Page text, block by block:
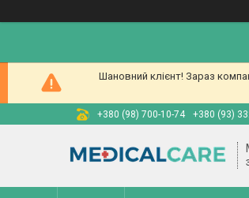
Шановний клієнт! Зараз
+380 (98) 700-10-74 +380 (93)